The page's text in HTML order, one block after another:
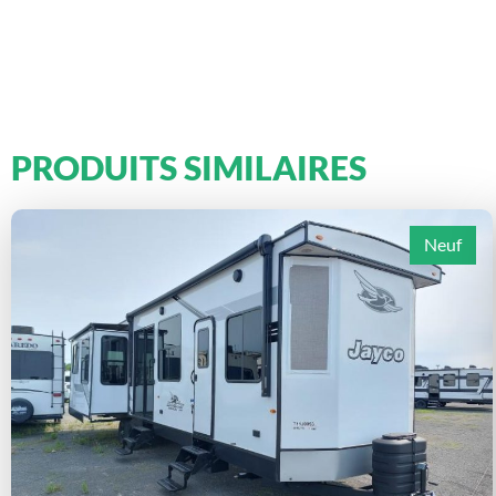
PRODUITS SIMILAIRES
Neuf